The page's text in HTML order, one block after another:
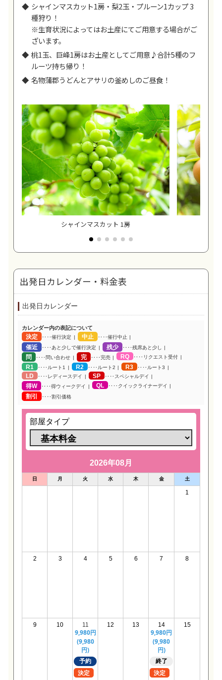
シャインマスカット1房・梨2玉・プルーン1カップ 3
種狩り！
※生育状況によってはお土産にてご用意する場合がご
ざいます。
桃1玉、巨峰1房はお土産としてご用意♪合計5種のフ
ルーツ持ち帰り！
名物蒲郡うどんとアサリの釜めしのご昼食！
シャインマスカット 1房
出発日カレンダー・料金表
出発日カレンダー
カレンダー内の表記について
決定 ‥‥催行決定 中止 ‥‥催行中止
催近 ‥‥あと少しで催行決定 残少 ‥‥残席あと少し
問 ‥‥問い合わせ 完 ‥‥完売 RQ ‥‥リクエスト受付
R1 ‥‥ルート1 R2 ‥‥ルート2 R3 ‥‥ルート3
LD ‥‥レディースデイ SP ‥‥スペシャルデイ
得W ‥‥得ウィークデイ QL ‥‥クイックライナーデイ
割引 ‥‥割引価格